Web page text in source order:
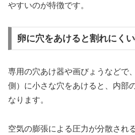
やすいのが特徴です。
卵に穴をあけると割れにく
専用の穴あけ器や画びょうなどで
側）に小さな穴をあけると、内部
なります。
空気の膨張による圧力が分散され